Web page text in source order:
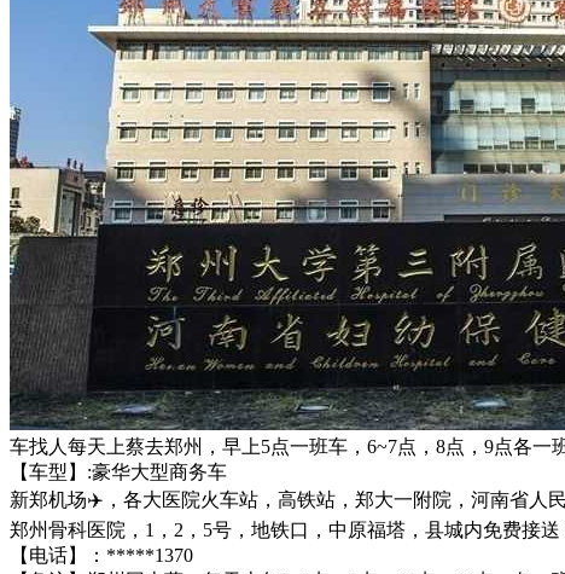
车找人每天上蔡去郑州，早上5点一班车，6~7点，8点，9点各一
【车型】:豪华大型商务车
新郑机场✈️，各大医院火车站，高铁站，郑大一附院，河南省人
郑州骨科医院，1，2，5号，地铁口，中原福塔，县城内免费接送
【电话】：*****1370